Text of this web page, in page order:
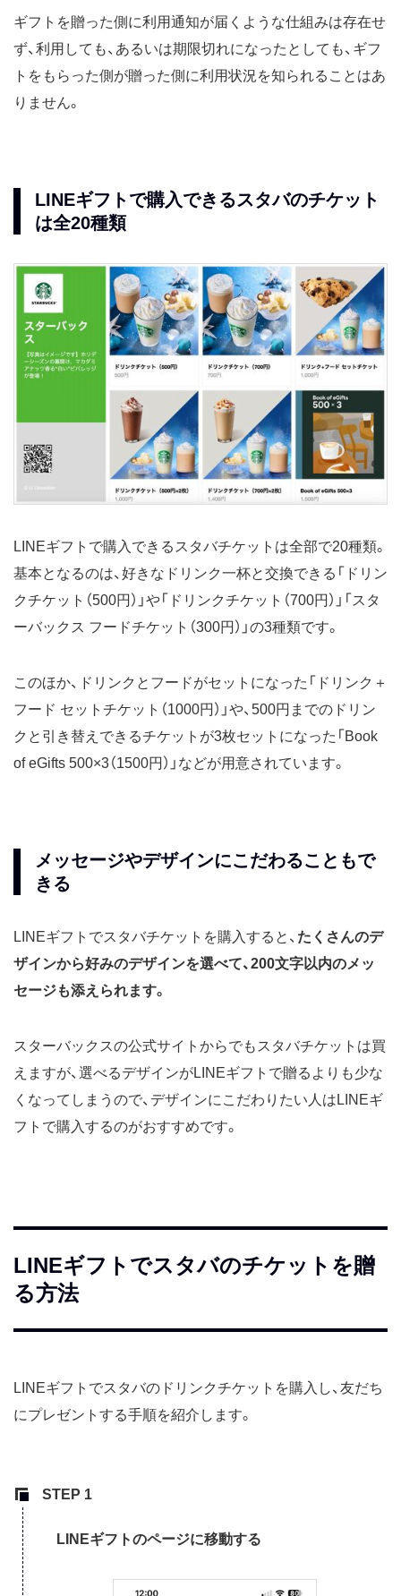
ギフトを贈った側に利用通知が届くような仕組みは存在せ
ず、利用しても、あるいは期限切れになったとしても、ギフ
トをもらった側が贈った側に利用状況を知られることはあ
りません。
LINEギフトで購入できるスタバのチケット
は全20種類
LINEギフトで購入できるスタバチケットは全部で20種類。
基本となるのは、好きなドリンク一杯と交換できる「ドリン
クチケット（500円）」や「ドリンクチケット（700円）」「スタ
ーバックス フードチケット（300円）」の3種類です。
このほか、ドリンクとフードがセットになった「ドリンク＋
フード セットチケット（1000円）」や、500円までのドリン
クと引き替えできるチケットが3枚セットになった「Book
of eGifts 500×3（1500円）」などが用意されています。
メッセージやデザインにこだわることもで
きる
LINEギフトでスタバチケットを購入すると、 たくさんのデ
ザインから好みのデザインを選べて、200文字以内のメッ
セージも添えられます。
スターバックスの公式サイトからでもスタバチケットは買
えますが、選べるデザインがLINEギフトで贈るよりも少な
くなってしまうので、デザインにこだわりたい人はLINEギ
フトで購入するのがおすすめです。
LINEギフトでスタバのチケットを贈
る方法
LINEギフトでスタバのドリンクチケットを購入し、友だち
にプレゼントする手順を紹介します。
LINEギフトのページに移動する